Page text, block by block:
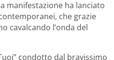
manifestazione ha lanciato
che grazie
cavalcando l’onda del
condotto dal bravissimo